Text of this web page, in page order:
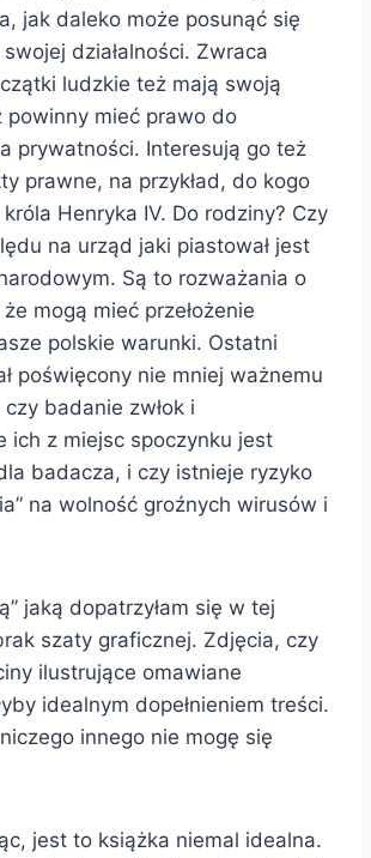
jak daleko może posunąć się
działalności. Zwraca
ludzkie też mają swoją
powinny mieć prawo do
prywatności. Interesują go też
prawne, na przykład, do kogo
króla Henryka IV. Do rodziny? Czy
na urząd jaki piastował jest
Są to rozważania o
mogą mieć przełożenie
polskie warunki. Ostatni
poświęcony nie mniej ważnemu
badanie zwłok i
ich z miejsc spoczynku jest
badacza, i czy istnieje ryzyko
na wolność groźnych wirusów i
jaką dopatrzyłam się w tej
szaty graficznej. Zdjęcia, czy
ilustrujące omawiane
idealnym dopełnieniem treści.
innego nie mogę się
jest to książka niemal idealna.